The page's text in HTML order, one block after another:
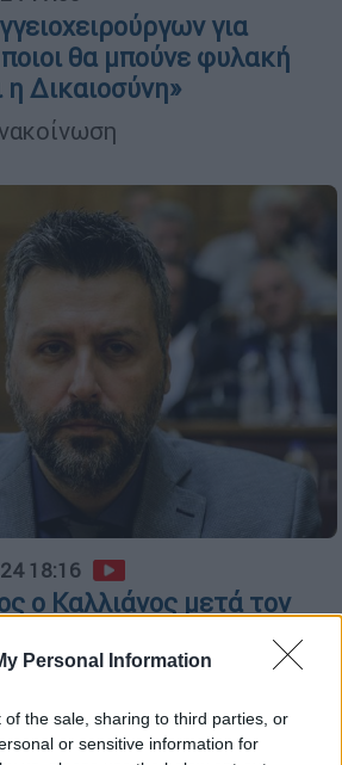
Personal Information
of the sale, sharing to third parties, or
or sensitive information for
για
θα μπούνε φυλακή
Δικαιοσύνη»
18:16
ο Καλλιάνος μετά τον
του - «Δεν ξέρω πού
που να κρυφτούν» τόνισε ο
ΝΔ